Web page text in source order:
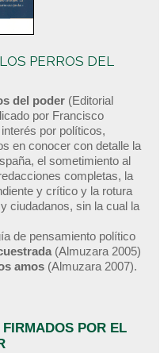
PERROS DEL
del poder (Editorial
por Francisco
por políticos,
en conocer con detalle la
el sometimiento al
completas, la
y crítico y la rotura
ciudadanos, sin la cual la
de pensamiento político
(Almuzara 2005)
amos (Almuzara 2007).
POR EL